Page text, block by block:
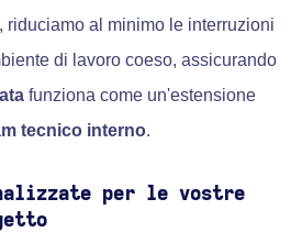
riduciamo al minimo le interruzioni
di lavoro coeso, assicurando
funziona come un'estensione
tecnico interno.
per le vostre